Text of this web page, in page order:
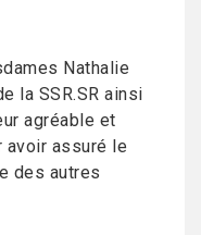
Nathalie
la SSR.SR ainsi
agréable et
assuré le
des autres